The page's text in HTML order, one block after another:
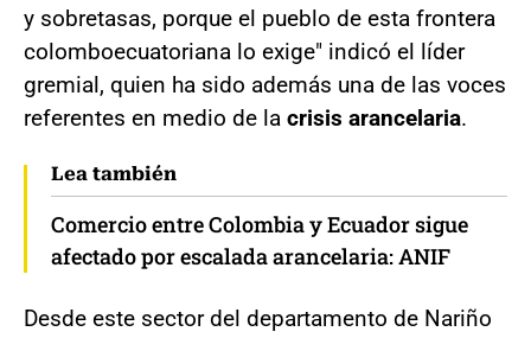
y sobretasas, porque el pueblo de esta frontera
colomboecuatoriana lo exige" indicó el líder
gremial, quien ha sido además una de las voces
referentes en medio de la crisis arancelaria.
Lea también
Comercio entre Colombia y Ecuador sigue
afectado por escalada arancelaria: ANIF
Desde este sector del departamento de Nariño